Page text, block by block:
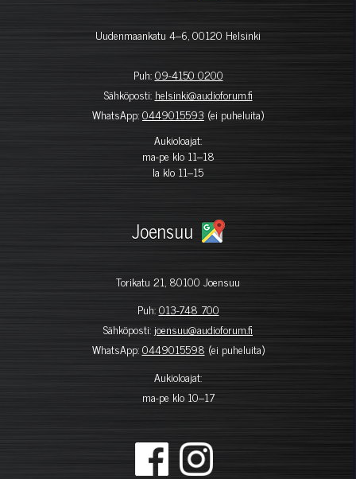
Uudenmaankatu 4–6, 00120 Helsinki
Puh:09-4150 0200
Sähköposti: helsinki@audioforum.fi
WhatsApp:0449015593 (ei puheluita)
Aukioloajat:
ma-pe klo 11–18
la klo 11–15
Joensuu
Torikatu 21, 80100 Joensuu
Puh:013-748 700
Sähköposti: joensuu@audioforum.fi
WhatsApp:0449015598 (ei puheluita)
Aukioloajat:
ma-pe klo 10–17